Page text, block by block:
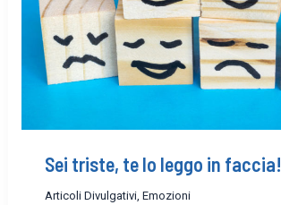
Sei triste, te lo leggo in faccia!
Articoli Divulgativi, Emozioni